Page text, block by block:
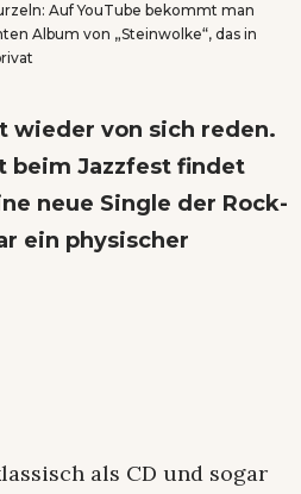
Auf YouTube bekommt man
Album von „Steinwolke“, das in
wieder von sich reden.
beim Jazzfest findet
neue Single der Rock-
ein physischer
als CD und sogar